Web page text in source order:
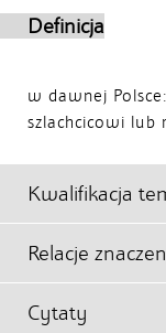
Definicja
w dawnej
szlachcicowi lub
Kwalifikacja
Relacje
Cytaty